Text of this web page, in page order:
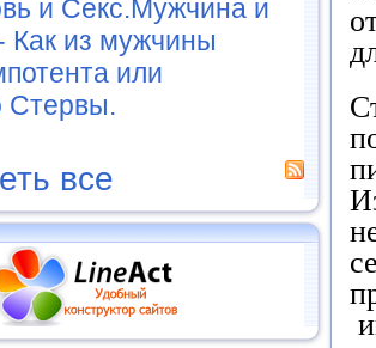
и Секс.Мужчина и
из мужчины
или
Стервы.
все